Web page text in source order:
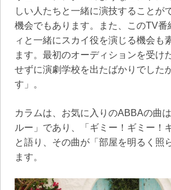
しい人たちと一緒に演技することが
機会でもあります。また、このTV番
ィと一緒にスカイ役を演じる機会も
ます。最初のオーディションを受け
せずに演劇学校を出たばかりでした
す」。
カラムは、お気に入りのABBAの曲
ルー」であり、「ギミー！ギミー！
と語り、その曲が「部屋を明るく照
ます。